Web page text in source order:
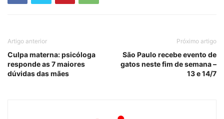
Artigo anterior
Culpa materna: psicóloga
responde as 7 maiores
dúvidas das mães
Próximo artigo
São Paulo recebe evento de
gatos neste fim de semana –
13 e 14/7